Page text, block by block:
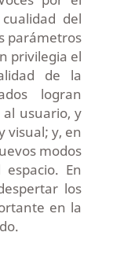
del
parámetros
privilegia el
de la
logran
usuario, y
visual; y, en
modos
En
los
en la